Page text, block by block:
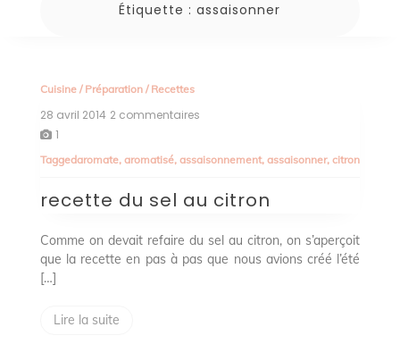
Étiquette :assaisonner
Cuisine/ Préparation/ Recettes
28 avril 2014 2 commentaires
sel
citron
1
Taggedaromate, aromatisé, assaisonnement, assaisonner, citron
recette du sel au citron
Comme on devait refaire du sel au citron, on s’aperçoit
que la recette en pas à pas que nous avions créé l’été
[…]
Lire la suite